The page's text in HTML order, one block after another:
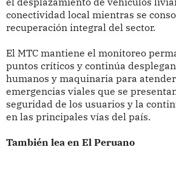
conectividad local mientras se
recuperación integral del sector.
El MTC mantiene el monitoreo
puntos críticos y continúa
humanos y maquinaria para
emergencias viales que se
seguridad de los usuarios y la
en las principales vías del país.
También lea en El Peruano